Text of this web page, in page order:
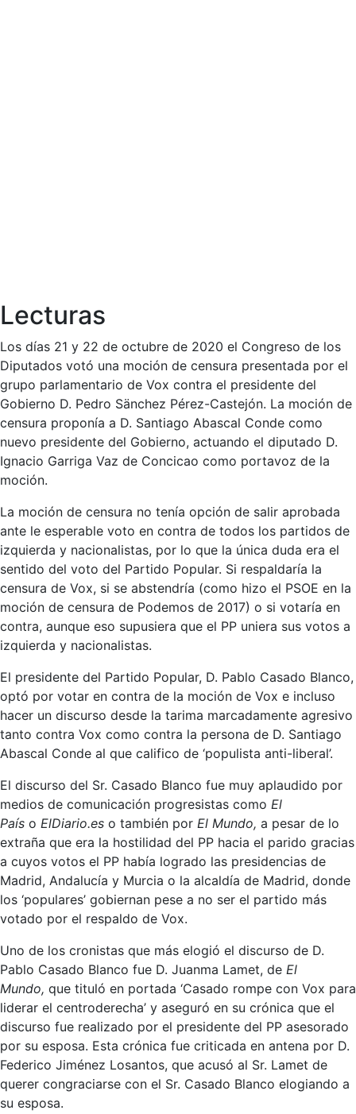
Lecturas
Los días 21 y 22 de octubre de 2020 el Congreso de los
Diputados votó una moción de censura presentada por el
grupo parlamentario de Vox contra el presidente del
Gobierno D. Pedro Sänchez Pérez-Castejón. La moción de
censura proponía a D. Santiago Abascal Conde como
nuevo presidente del Gobierno, actuando el diputado D.
Ignacio Garriga Vaz de Concicao como portavoz de la
moción.
La moción de censura no tenía opción de salir aprobada
ante le esperable voto en contra de todos los partidos de
izquierda y nacionalistas, por lo que la única duda era el
sentido del voto del Partido Popular. Si respaldaría la
censura de Vox, si se abstendría (como hizo el PSOE en la
moción de censura de Podemos de 2017) o si votaría en
contra, aunque eso supusiera que el PP uniera sus votos a
izquierda y nacionalistas.
El presidente del Partido Popular, D. Pablo Casado Blanco,
optó por votar en contra de la moción de Vox e incluso
hacer un discurso desde la tarima marcadamente agresivo
tanto contra Vox como contra la persona de D. Santiago
Abascal Conde al que califico de ‘populista anti-liberal’.
El discurso del Sr. Casado Blanco fue muy aplaudido por
medios de comunicación progresistas como El
País o ElDiario.es o también por El Mundo, a pesar de lo
extraña que era la hostilidad del PP hacia el parido gracias
a cuyos votos el PP había logrado las presidencias de
Madrid, Andalucía y Murcia o la alcaldía de Madrid, donde
los ‘populares’ gobiernan pese a no ser el partido más
votado por el respaldo de Vox.
Uno de los cronistas que más elogió el discurso de D.
Pablo Casado Blanco fue D. Juanma Lamet, de El
Mundo, que tituló en portada ‘Casado rompe con Vox para
liderar el centroderecha’ y aseguró en su crónica que el
discurso fue realizado por el presidente del PP asesorado
por su esposa. Esta crónica fue criticada en antena por D.
Federico Jiménez Losantos, que acusó al Sr. Lamet de
querer congraciarse con el Sr. Casado Blanco elogiando a
su esposa.